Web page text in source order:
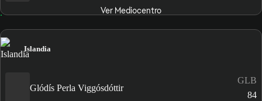
Ver Mediocentro
Islandia
Glódís Perla Viggósdóttir
GLB
84